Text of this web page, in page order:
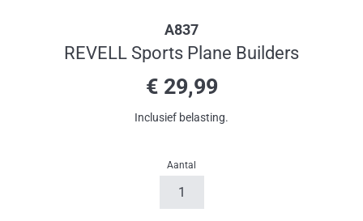
A837
REVELL Sports Plane Builders
Normale
prijs
€ 29,99
Inclusief belasting.
Aantal